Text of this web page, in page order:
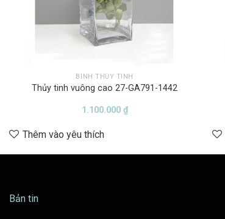
BÌNH THỦY TINH
Thủy tinh vuông cao 27-GA791-1442
1.100.000 ₫
Thêm vào yêu thích
Bản tin